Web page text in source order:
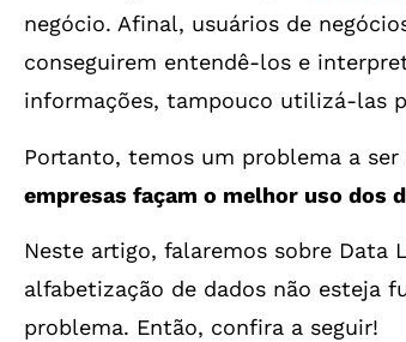
negócio. Afinal, usuários de
conseguirem entendê-los e
informações, tampouco utilizá-las
Portanto, temos um problema a ser
empresas façam o melhor uso dos
Neste artigo, falaremos sobre Data
alfabetização de dados não esteja
problema. Então, confira a seguir!